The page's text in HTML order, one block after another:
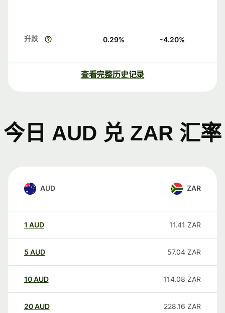
升跌 0.29% -4.20%
查看完整历史记录
今日 AUD 兑 ZAR 汇率
AUD ZAR
1 AUD 11.41 ZAR
5 AUD 57.04 ZAR
10AUD 114.08 ZAR
20AUD 228.16 ZAR